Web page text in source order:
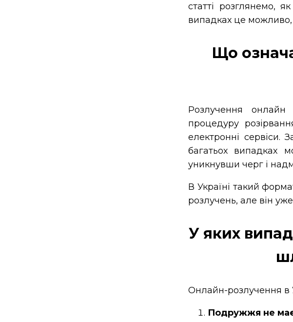
статті розглянемо,
випадках це можливо,
Що
Розлучення
процедуру
електронні сервіси.
багатьох випадках
уникнувши черг і
В Україні такий
розлучень, але він
У яких
Онлайн-розлучення в
Подружжя не має